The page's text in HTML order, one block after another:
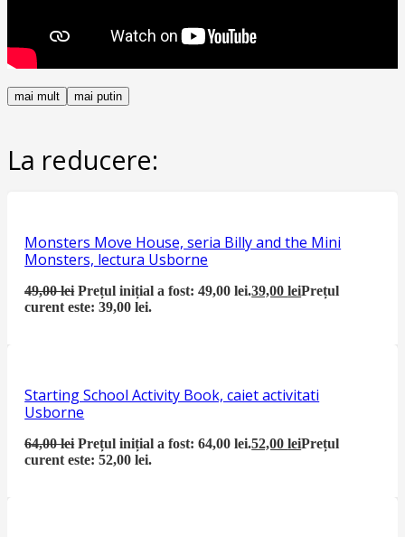
mai mult mai putin
La reducere:
Monsters Move House, seria Billy and the Mini
Monsters, lectura Usborne
49,00lei Prețul inițial a fost: 49,00 lei.39,00leiPrețul
curent este: 39,00 lei.
Starting School Activity Book, caiet activitati
Usborne
64,00lei Prețul inițial a fost: 64,00 lei.52,00leiPrețul
curent este: 52,00 lei.